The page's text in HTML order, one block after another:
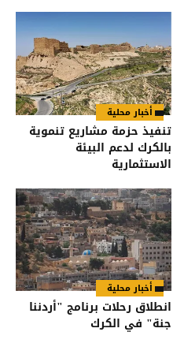
أخبار محلية
تنفيذ حزمة مشاريع تنموية
بالكرك لدعم البيئة
الاستثمارية
أخبار محلية
انطلاق رحلات برنامج "أردننا
جنة" في الكرك